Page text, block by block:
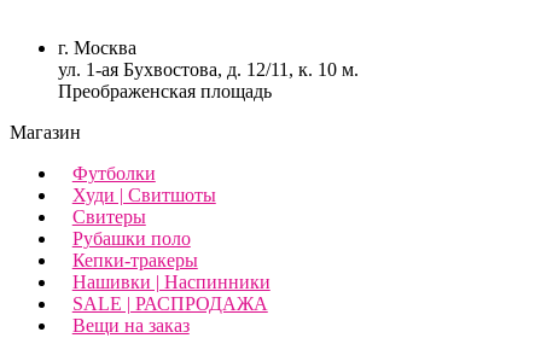
г. Москва
ул. 1-ая Бухвостова, д. 12/11, к. 10 м.
Преображенская площадь
Магазин
Футболки
Худи | Свитшоты
Свитеры
Рубашки поло
Кепки-тракеры
Нашивки | Наспинники
SALE | РАСПРОДАЖА
Вещи на заказ